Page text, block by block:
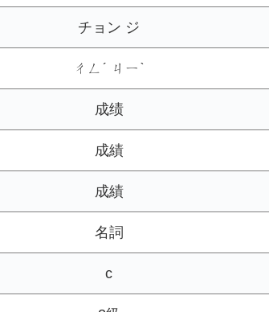
チョン ジ
ㄔㄥˊ ㄐㄧˋ
成绩
成績
成績
名詞
c